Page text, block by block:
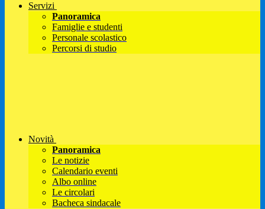
Servizi
Panoramica
Famiglie e studenti
Personale scolastico
Percorsi di studio
Novità
Panoramica
Le notizie
Calendario eventi
Albo online
Le circolari
Bacheca sindacale